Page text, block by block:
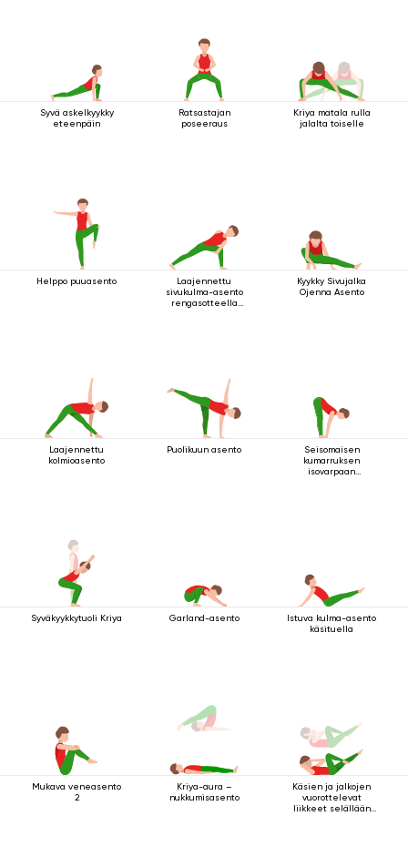
Syvä askelkyykky
eteenpäin
Ratsastajan
poseeraus
Kriya matala rulla
jalalta toiselle
Helppo puuasento
Laajennettu
sivukulma-asento
rengasotteella
Kyykky Sivujalka
Ojenna Asento
Laajennettu
kolmioasento
Puolikuun asento
Seisomaisen
kumarruksen
isovarpaan
Syväkyykkytuoli Kriya Garland-asento
Istuva kulma-asento
käsituella
Mukava veneasento
2
Kriya-aura –
nukkumisasento
Käsien ja jalkojen
vuorottelevat
liikkeet selällään